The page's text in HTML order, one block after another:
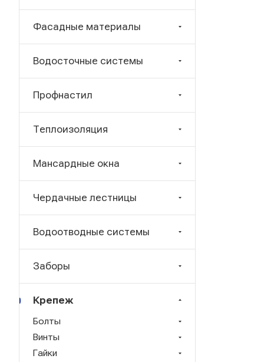
Фасадные материалы
Водосточные системы
Профнастил
Теплоизоляция
Мансардные окна
Чердачные лестницы
Водоотводные системы
Заборы
Крепеж
Болты
Винты
Гайки